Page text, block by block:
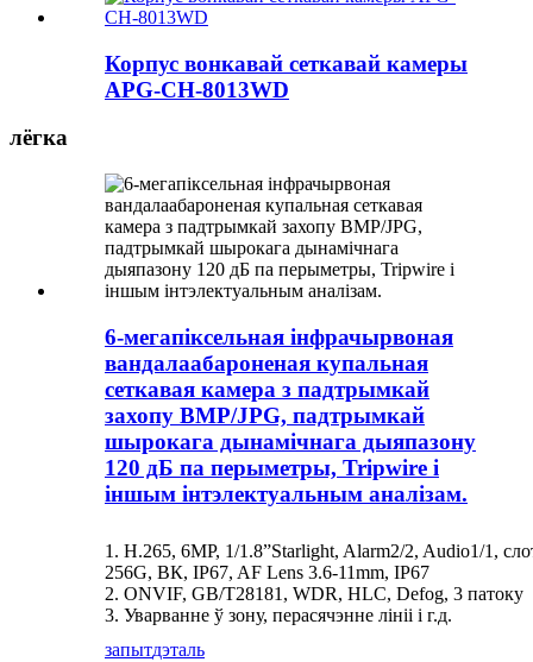
Корпус вонкавай сеткавай камеры
APG-CH-8013WD
лёгка
6-мегапіксельная інфрачырвоная
вандалаабароненая купальная
сеткавая камера з падтрымкай
захопу BMP/JPG, падтрымкай
шырокага дынамічнага дыяпазону
120 дБ па перыметры, Tripwire і
іншым інтэлектуальным аналізам.
1. H.265, 6MP, 1/1.8”Starlight, Alarm2/2, Audio1/1,
256G, ВК, IP67, AF Lens 3.6-11mm, IP67
2. ONVIF, GB/T28181, WDR, HLC, Defog, 3 патоку
3. Уварванне ў зону, перасячэнне лініі і г.д.
запытдэталь